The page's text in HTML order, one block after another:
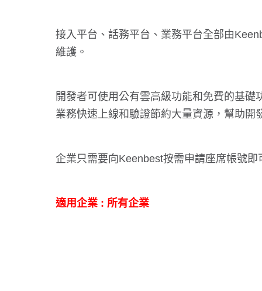
接入平台、話務平台、業務平台全部由
維護。
開發者可使用公有雲高級功能和免費的基
業務快速上線和驗證節約大量資源，幫助開
企業只需要向Keenbest按需申請座席帳號
適用企業 : 所有企業